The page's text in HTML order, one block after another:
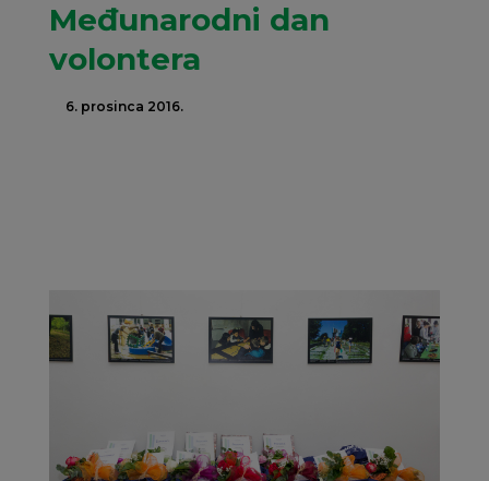
Međunarodni dan
volontera
6. prosinca 2016.